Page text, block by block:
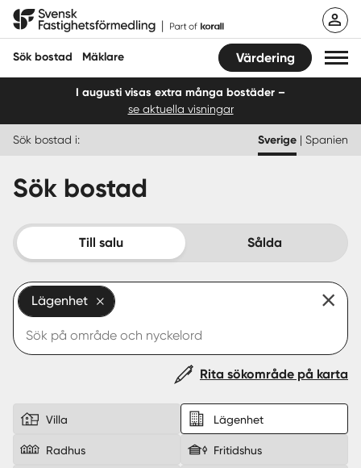
Hoppa
Svensk Fastighetsförmedling
Sök bostad Mäklare Värdering
Sälja
Köpa
Start
Logga in
I augusti visas extra många bostäder –
se aktuella visningar
Sök bostad i: Sverige | Spanien
Sök bostad
Till salu Sålda
Lägenhet
Rita sökområde på karta
Villa Lägenhet
Radhus Fritidshus